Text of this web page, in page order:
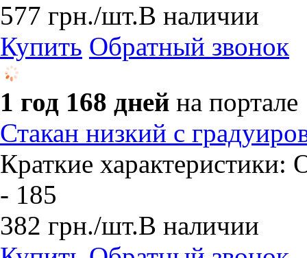
577 грн./шт.В наличии
Купить Обратный звонок
1 год 168 дней на портале
Стакан низкий с
Краткие
- 185
382 грн./шт.В наличии